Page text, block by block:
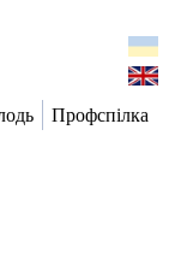
Профспілка